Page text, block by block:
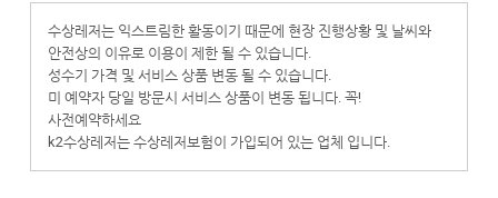
수상레저는 익스트림한 활동이기 때문에 현장 진행상황 및 날씨와
안전상의 이유로 이용이 제한 될 수 있습니다.
성수기 가격 및 서비스 상품 변동 될 수 있습니다.
미 예약자 당일 방문시 서비스 상품이 변동 됩니다. 꼭!
사전예약하세요
k2수상레저는 수상레저보험이 가입되어 있는 업체 입니다.